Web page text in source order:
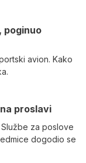
poginuo
avion. Kako
proslavi
za poslove
dogodio se